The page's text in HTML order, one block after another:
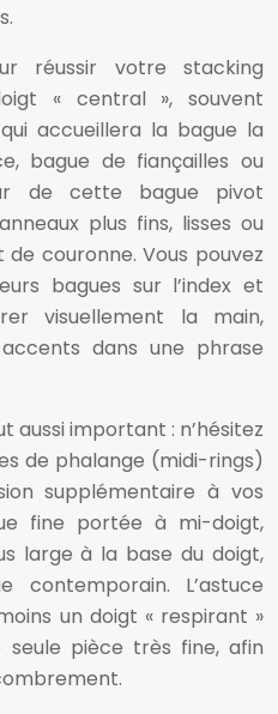
réussir votre stacking
« central », souvent
accueillera la bague la
bague de fiançailles ou
de cette bague pivot
plus fins, lisses ou
couronne. Vous pouvez
bagues sur l’index et
visuellement la main,
dans une phrase
aussi important : n’hésitez
de phalange (midi-rings)
supplémentaire à vos
fine portée à mi-doigt,
large à la base du doigt,
L’astuce
un doigt « respirant »
pièce très fine, afin